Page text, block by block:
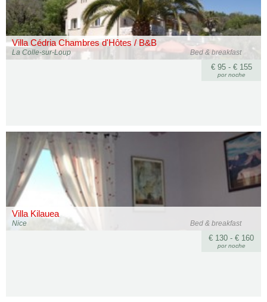
Villa Cédria Chambres d'Hôtes / B&B
Bed & breakfast
La Colle-sur-Loup
€ 95 - € 155
por noche
Villa Kilauea
Bed & breakfast
Nice
€ 130 - € 160
por noche